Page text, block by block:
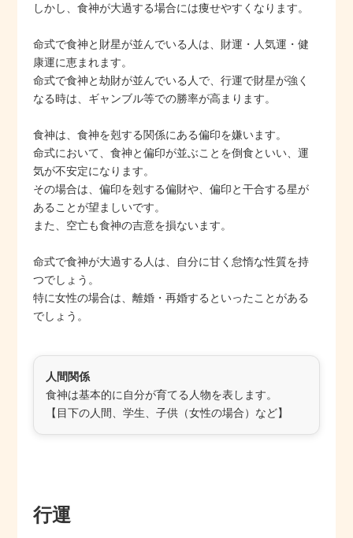
しかし、食神が大過する場合には痩せやすくなります。
命式で食神と財星が並んでいる人は、財運・人気運・健
康運に恵まれます。
命式で食神と劫財が並んでいる人で、行運で財星が強く
なる時は、ギャンブル等での勝率が高まります。
食神は、食神を剋する関係にある偏印を嫌います。
命式において、食神と偏印が並ぶことを倒食といい、運
気が不安定になります。
その場合は、偏印を剋する偏財や、偏印と干合する星が
あることが望ましいです。
また、空亡も食神の吉意を損ないます。
命式で食神が大過する人は、自分に甘く怠惰な性質を持
つでしょう。
特に女性の場合は、離婚・再婚するといったことがある
でしょう。
人間関係
食神は基本的に自分が育てる人物を表します。
【目下の人間、学生、子供（女性の場合）など】
行運